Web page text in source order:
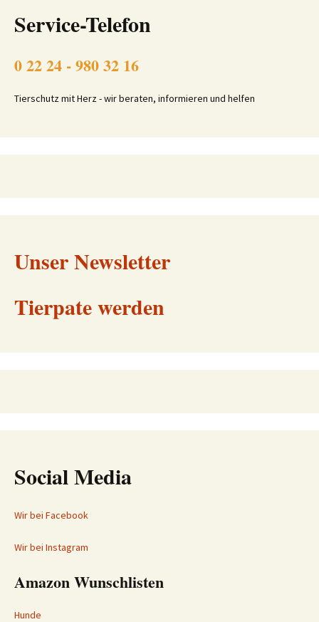
Service-Telefon
0 22 24 - 980 32 16
Tierschutz mit Herz - wir beraten, informieren und helfen
Unser Newsletter
Tierpate werden
Social Media
Wir bei Facebook
Wir bei Instagram
Amazon Wunschlisten
Hunde